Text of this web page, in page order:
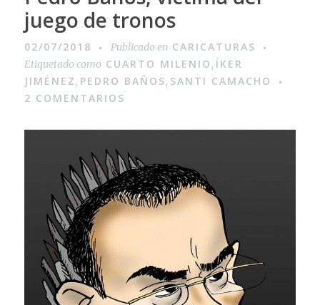
juego de tronos
02/07/2018 Publicado en CARICATURAS
Etiquetado como CUARTO MILENIO, ÍKER
JIMÉNEZ, PEDRO BAÑOS, SANTI CAMACHO
2 COMENTARIOS